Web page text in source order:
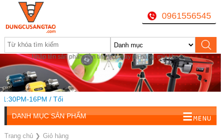
Nhập tên sản phẩm cần tìm, VD: máy đa năng, mũi khoan...
0961556545
16PM / Tối
DANH MỤC SẢN PHẨM
Trang chủ❯ Giỏ hàng